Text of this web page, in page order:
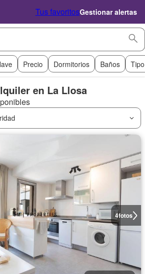
Tus favoritosGestionar alertas
Precio Dormitorios Baños
en La Llosa
4fotos